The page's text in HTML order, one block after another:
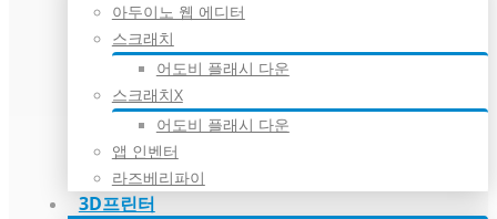
아두이노 웹 에디터
스크래치
어도비 플래시 다운
스크래치X
어도비 플래시 다운
앱 인벤터
라즈베리파이
3D프린터